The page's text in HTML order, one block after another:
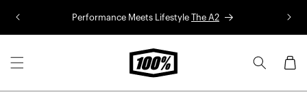
Performance Meets Lifestyle The A2
Panier